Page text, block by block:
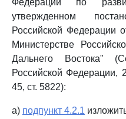
Федерации по
утвержденном
Российской Федерации
Министерстве
Дальнего Востока"
Российской Федерации,
45, ст. 5822):
а) подпункт 4.2.1